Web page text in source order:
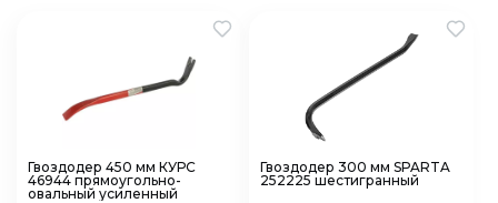
Гвоздодер 450 мм КУРС
46944 прямоугольно-
овальный усиленный
Гвоздодер 300 мм SPARTA
252225 шестигранный